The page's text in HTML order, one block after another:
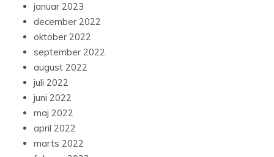
januar 2023
december 2022
oktober 2022
september 2022
august 2022
juli 2022
juni 2022
maj 2022
april 2022
marts 2022